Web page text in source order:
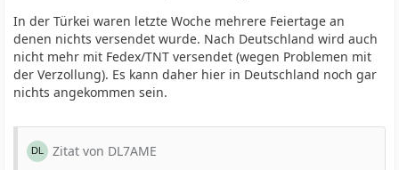
In der Türkei waren letzte Woche mehrere Feiertage an
denen nichts versendet wurde. Nach Deutschland wird auch
nicht mehr mit Fedex/TNT versendet (wegen Problemen mit
der Verzollung). Es kann daher hier in Deutschland noch gar
nichts angekommen sein.
Zitat von DL7AME